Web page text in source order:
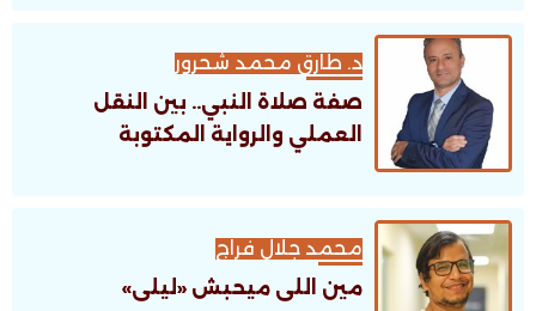
د. طارق محمد شحرور
صفة صلاة النبي.. بين النقل
العملي والرواية المكتوبة
محمد جلال فراج
مين اللى ميحبش «ليلى»